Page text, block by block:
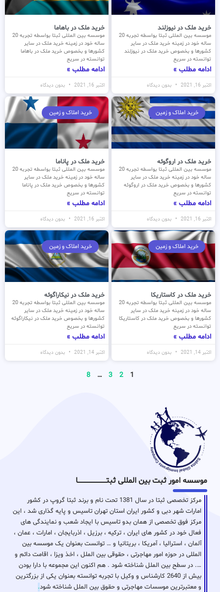
خرید ملک در نیوزلند
موسسه بین المللی ثبتا بواسطه تجربه 20
ساله خود در زمینه خرید ملک در سایر
کشورها و بخصوص خرید ملک در نیوزلند
توانسته در سریع
ادامه مطلب »
اکتبر 16, 2021 بدون دیدگاه
خرید ملک در باهاما
موسسه بین المللی ثبتا بواسطه تجربه 20
ساله خود در زمینه خرید ملک در سایر
کشورها و بخصوص خرید ملک در باهاما
توانسته در سریع
ادامه مطلب »
اکتبر 16, 2021 بدون دیدگاه
خرید املاک و زمین
خرید ملک در اروگوئه
موسسه بین المللی ثبتا بواسطه تجربه 20
ساله خود در زمینه خرید ملک در سایر
کشورها و بخصوص خرید ملک در اروگوئه
توانسته در سریع
ادامه مطلب »
اکتبر 16, 2021 بدون دیدگاه
خرید املاک و زمین
خرید ملک در پاناما
موسسه بین المللی ثبتا بواسطه تجربه 20
ساله خود در زمینه خرید ملک در سایر
کشورها و بخصوص خرید ملک در پاناما
توانسته در سریع
ادامه مطلب »
اکتبر 16, 2021 بدون دیدگاه
خرید املاک و زمین
خرید ملک در کاستاریکا
موسسه بین المللی ثبتا بواسطه تجربه 20
ساله خود در زمینه خرید ملک در سایر
کشورها و بخصوص خرید ملک در کاستاریکا
توانسته در سریع
ادامه مطلب »
اکتبر 14, 2021 بدون دیدگاه
خرید املاک و زمین
خرید ملک در نیکاراگوئه
موسسه بین المللی ثبتا بواسطه تجربه 20
ساله خود در زمینه خرید ملک در سایر
کشورها و بخصوص خرید ملک در نیکاراگوئه
توانسته در سریع
ادامه مطلب »
اکتبر 14, 2021 بدون دیدگاه
1
2
3
…
8
موسسه امور ثبت بین المللی ثبتـــــــــــــــــــــــــــــا
مرکز تخصصی ثبتا در سال 1381 تحت نام و برند ثبتا گروپ در کشور
امارات شهر دبی و کشور ایران استان تهران تاسیس و پایه گذاری شد ، این
مرکز فوق تخصصی از همان بدو تاسیس با ایجاد شعب و نمایندگی های
فعال خود در کشور های ایران ، ترکیه ، برزیل ، اذربایجان ، امارات ، عمان ،
آلمان ، استرالیا ، آمریکا ، بریتانیا و … توانست بعنوان یک موسسه بین
المللی در حوزه امور مهاجرتی ، حقوقی بین الملل ، اخذ ویزا ، اقامت دائم و
…. در سطح بین الملل شناخته شود . هم اکنون این مجموعه با دارا بودن
بیش از 2640 کارشناس و وکیل با تجربه توانسته بعنوان یکی از بزرگترین
و معتبرترین موسسات مهاجرتی و حقوق بین الملل شناخته شود.